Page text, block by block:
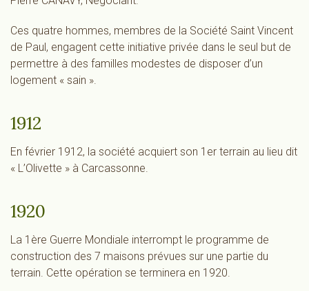
Ces quatre hommes, membres de la Société Saint Vincent
de Paul, engagent cette initiative privée dans le seul but de
permettre à des familles modestes de disposer d’un
logement « sain ».
1912
En février 1912, la société acquiert son 1er terrain au lieu dit
« L’Olivette » à Carcassonne.
1920
La 1ère Guerre Mondiale interrompt le programme de
construction des 7 maisons prévues sur une partie du
terrain. Cette opération se terminera en 1920.